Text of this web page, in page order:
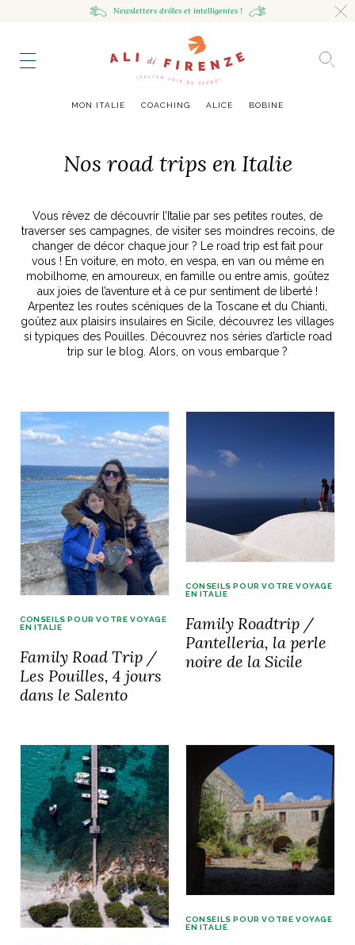
Newsletters drôles et intelligentes !
MON ITALIE COACHING ALICE BOBINE
VOYAGEUSE
CITY GUIDE
LIRE
master
ITALIENNE
AU SOIN DE SOI
RAYONNER
ITALIEN
joie de vivre
NOUVEAU
BELLEZZA
DÉCOUVRIR
SUBLIME ! LE DÉCOR ITALIEN
ART ET DESIGN
le
ART DE VIVRE ITALIEN
Leçon de style,
Marta Ferri
Lucia
ARTISANAT ITALIEN
Les cuirs de
Toscane
NOS ARTICLES ART ET DESIGN
Burano, la palette
de tous les
superlatifs
SENSIBILITÉ
physique
EN TÊTE-À-TÊTE
La Passeggiata à
Florence
ET FUGUEUSES
Cheron
MONTE LE SON
Mes podcasts
AND I
journal
bord
WEBSERIE
Dolce Follia
Nos road trips en Italie
Vous rêvez de découvrir l’Italie par ses petites routes, de
traverser ses campagnes, de visiter ses moindres recoins, de
changer de décor chaque jour ? Le road trip est fait pour
vous ! En voiture, en moto, en vespa, en van ou même en
mobilhome, en amoureux, en famille ou entre amis, goûtez
aux joies de l’aventure et à ce pur sentiment de liberté !
Arpentez les routes scéniques de la Toscane et du Chianti,
goûtez aux plaisirs insulaires en Sicile, découvrez les villages
si typiques des Pouilles. Découvrez nos séries d’article road
trip sur le blog. Alors, on vous embarque ?
CONSEILS POUR VOTRE VOYAGE
EN ITALIE
Family Road Trip /
Les Pouilles, 4 jours
dans le Salento
CONSEILS POUR VOTRE VOYAGE
EN ITALIE
Family Roadtrip /
Pantelleria, la perle
noire de la Sicile
CONSEILS POUR VOTRE VOYAGE
EN ITALIE